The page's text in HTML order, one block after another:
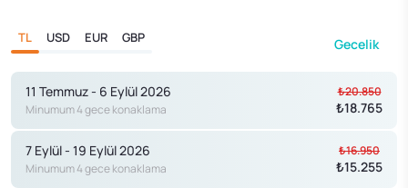
TL USD EUR GBP Gecelik
11 Temmuz - 6 Eylül 2026
Minumum 4 gece konaklama
₺20.850
₺18.765
7 Eylül - 19 Eylül 2026
Minumum 4 gece konaklama
₺16.950
₺15.255